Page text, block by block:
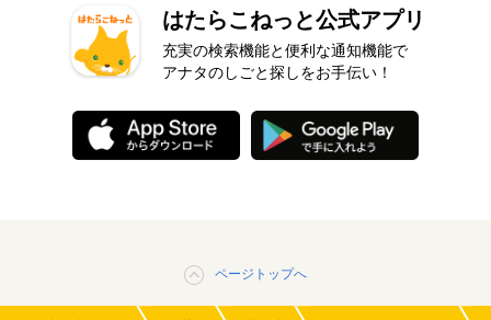
はたらこねっと公式アプリ
充実の検索機能と便利な通知機能で
アナタのしごと探しをお手伝い！
ページトップへ